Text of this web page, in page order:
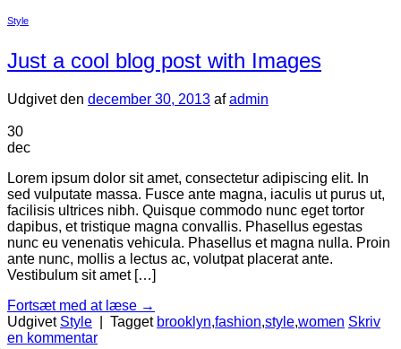
Style
Just a cool blog post with Images
Udgivet den december 30, 2013 afadmin
30
dec
Lorem ipsum dolor sit amet, consectetur adipiscing elit. In
sed vulputate massa. Fusce ante magna, iaculis ut purus ut,
facilisis ultrices nibh. Quisque commodo nunc eget tortor
dapibus, et tristique magna convallis. Phasellus egestas
nunc eu venenatis vehicula. Phasellus et magna nulla. Proin
ante nunc, mollis a lectus ac, volutpat placerat ante.
Vestibulum sit amet […]
Fortsæt med at læse →
Udgivet Style Tagget brooklyn,fashion,style,women Skriv
en kommentar